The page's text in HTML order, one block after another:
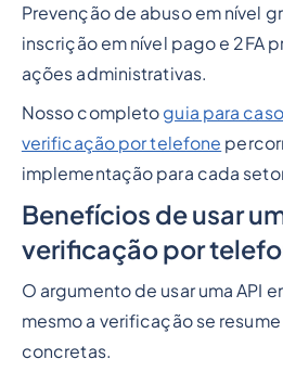
Prevenção de abuso em nível
inscrição em nível pago e 2FA
ações administrativas.
Nosso completo guia para
verificação por telefone
implementação para cada
Benefícios de usar
verificação por
O argumento de usar uma API
mesmo a verificação se
concretas.